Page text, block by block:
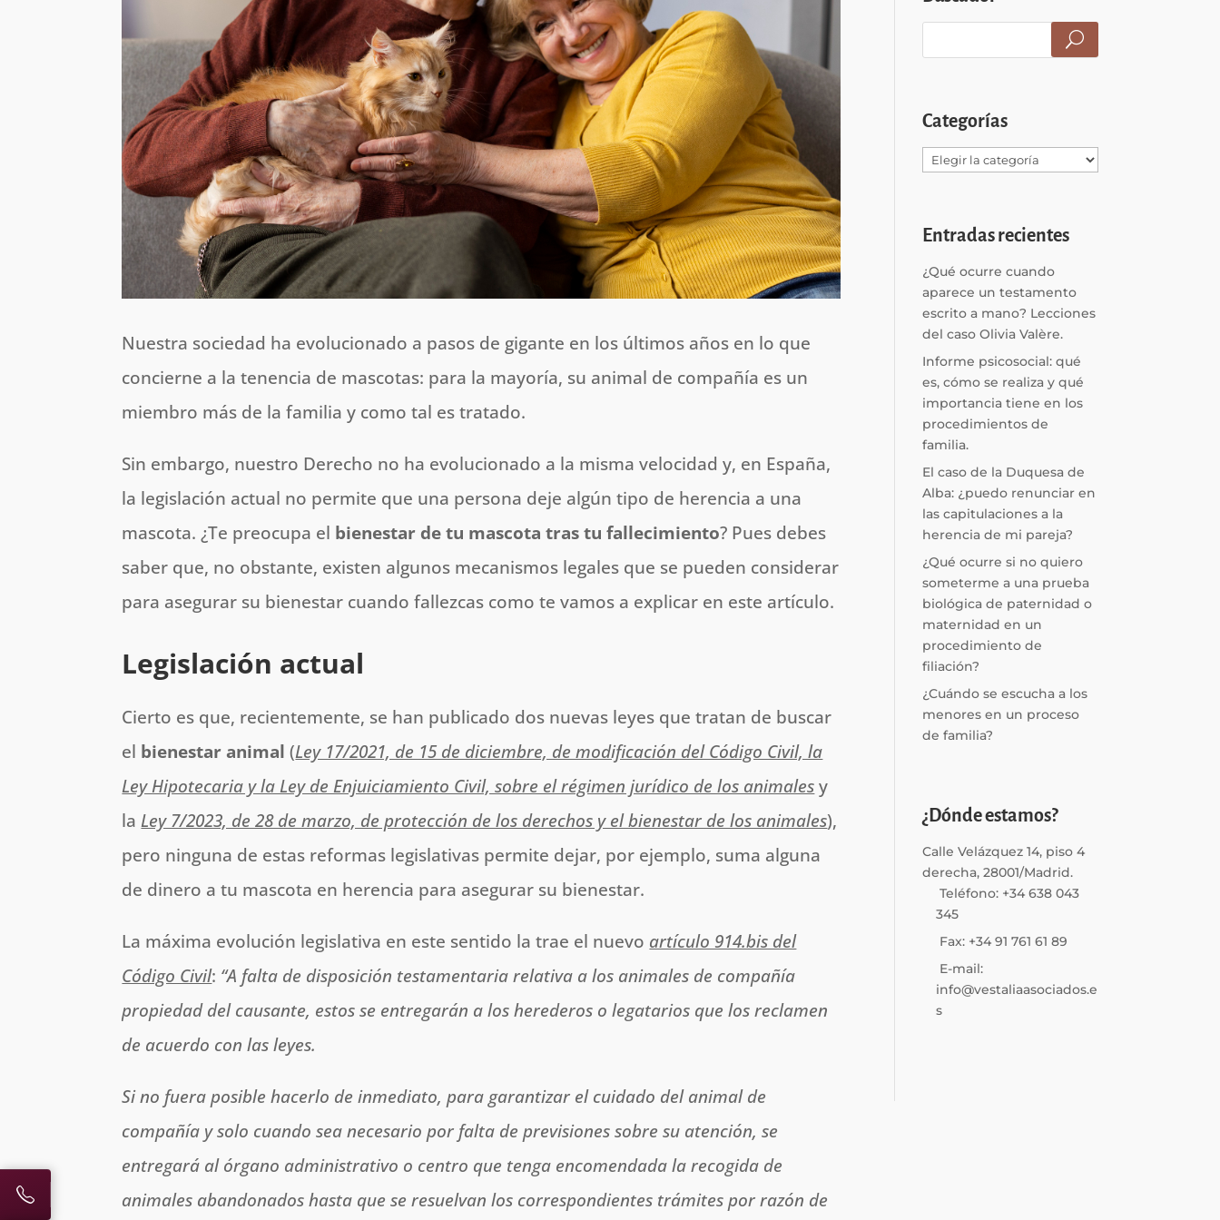
Nuestra sociedad ha evolucionado a pasos de gigante en los últimos años en lo que
concierne a la tenencia de mascotas: para la mayoría, su animal de compañía es un
miembro más de la familia y como tal es tratado.
Sin embargo, nuestro Derecho no ha evolucionado a la misma velocidad y, en España,
la legislación actual no permite que una persona deje algún tipo de herencia a una
mascota. ¿Te preocupa el bienestar de tu mascota tras tu fallecimiento? Pues debes
saber que, no obstante, existen algunos mecanismos legales que se pueden considerar
para asegurar su bienestar cuando fallezcas como te vamos a explicar en este artículo.
Legislación actual
Cierto es que, recientemente, se han publicado dos nuevas leyes que tratan de buscar
el bienestar animal (Ley 17/2021, de 15 de diciembre, de modificación del Código Civil, la
Ley Hipotecaria y la Ley de Enjuiciamiento Civil, sobre el régimen jurídico de los animalesy
laLey 7/2023, de 28 de marzo, de protección de los derechos y el bienestar de los animales),
pero ninguna de estas reformas legislativas permite dejar, por ejemplo, suma alguna
de dinero a tu mascota en herencia para asegurar su bienestar.
La máxima evolución legislativa en este sentido la trae el nuevo artículo 914.bis del
Código Civil: “A falta de disposición testamentaria relativa a los animales de compañía
propiedad del causante, estos se entregarán a los herederos o legatarios que los reclamen
de acuerdo con las leyes.
Si no fuera posible hacerlo de inmediato, para garantizar el cuidado del animal de
compañía y solo cuando sea necesario por falta de previsiones sobre su atención, se
entregará al órgano administrativo o centro que tenga encomendada la recogida de
animales abandonados hasta que se resuelvan los correspondientes trámites por razón de
Categorías
Categorías
Entradas recientes
¿Qué ocurre cuando
aparece un testamento
escrito a mano? Lecciones
del caso Olivia Valère.
Informe psicosocial: qué
es, cómo se realiza y qué
importancia tiene en los
procedimientos de
familia.
El caso de la Duquesa de
Alba: ¿puedo renunciar en
las capitulaciones a la
herencia de mi pareja?
¿Qué ocurre si no quiero
someterme a una prueba
biológica de paternidad o
maternidad en un
procedimiento de
filiación?
¿Cuándo se escucha a los
menores en un proceso
de familia?
¿Dónde estamos?
Calle Velázquez 14, piso 4
derecha, 28001/Madrid.
Teléfono: +34 638 043
345
Fax: +34 91 761 61 89
E-mail:
info@vestaliaasociados.e
s